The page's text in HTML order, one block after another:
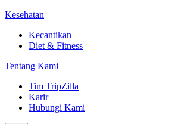
Kesehatan
Kecantikan
Diet & Fitness
Tentang Kami
Tim TripZilla
Karir
Hubungi Kami